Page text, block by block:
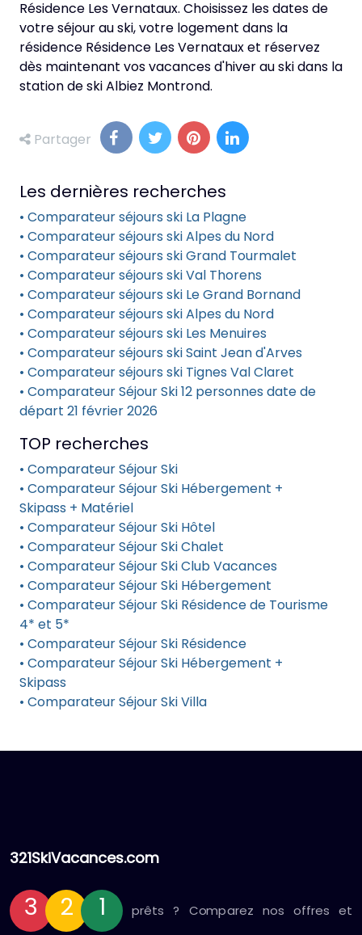
Résidence Les Vernataux. Choisissez les dates de
votre séjour au ski, votre logement dans la
résidence Résidence Les Vernataux et réservez
dès maintenant vos vacances d'hiver au ski dans la
station de ski Albiez Montrond.
Partager
Les dernières recherches
• Comparateur séjours ski La Plagne
• Comparateur séjours ski Alpes du Nord
• Comparateur séjours ski Grand Tourmalet
• Comparateur séjours ski Val Thorens
• Comparateur séjours ski Le Grand Bornand
• Comparateur séjours ski Alpes du Nord
• Comparateur séjours ski Les Menuires
• Comparateur séjours ski Saint Jean d'Arves
• Comparateur séjours ski Tignes Val Claret
• Comparateur Séjour Ski 12 personnes date de
départ 21 février 2026
TOP recherches
• Comparateur Séjour Ski
• Comparateur Séjour Ski Hébergement +
Skipass + Matériel
• Comparateur Séjour Ski Hôtel
• Comparateur Séjour Ski Chalet
• Comparateur Séjour Ski Club Vacances
• Comparateur Séjour Ski Hébergement
• Comparateur Séjour Ski Résidence de Tourisme
4* et 5*
• Comparateur Séjour Ski Résidence
• Comparateur Séjour Ski Hébergement +
Skipass
• Comparateur Séjour Ski Villa
321SkiVacances.com
3 2 1
prêts ? Comparez nos offres et